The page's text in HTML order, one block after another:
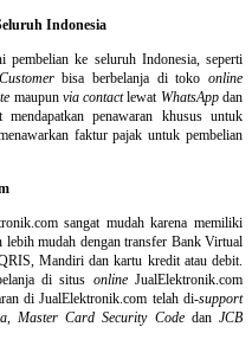
Indonesia
pembelian ke seluruh Indonesia, seperti
Customerbisa berbelanja di tokoonline
maupun via contactlewat WhatsAppdan
penawaran khusus untuk
faktur pajak untuk pembelian
sangat mudah karena memiliki
lebih mudah dengan transfer Bank Virtual
Mandiri dan kartu kredit atau debit.
di situs onlineJualElektronik.com
di JualElektronik.com telah di-support
, Master Card Security Codedan JCB